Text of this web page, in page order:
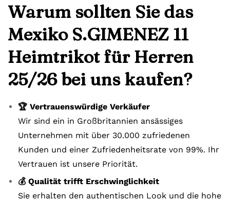
Warum sollten Sie das
Mexiko S.GIMENEZ 11
Heimtrikot für Herren
25/26 bei uns kaufen?
🏆 Vertrauenswürdige Verkäufer
Wir sind ein in Großbritannien ansässiges
Unternehmen mit über 30.000 zufriedenen
Kunden und einer Zufriedenheitsrate von 99%. Ihr
Vertrauen ist unsere Priorität.
💰 Qualität trifft Erschwinglichkeit
Sie erhalten den authentischen Look und die hohe